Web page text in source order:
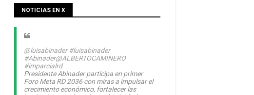
NOTICIAS EN X
@luisabinader #luisabinader
#Abinader@ALBERTOCAMINERO
#imparcialrd
Presidente Abinader participa en primer
Foro Meta RD 2036 con miras a impulsar el
crecimiento económico, fortalecer las